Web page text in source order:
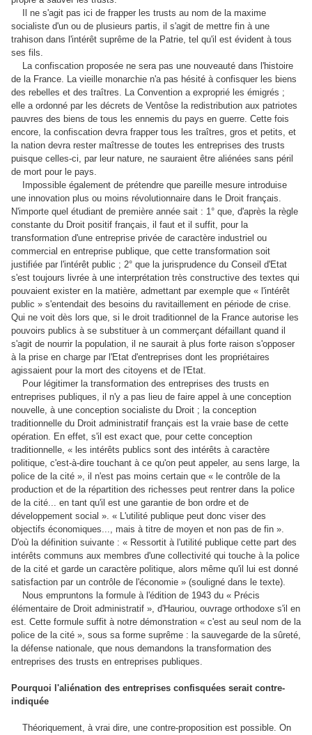
Il ne s'agit pas ici de frapper les trusts au nom de la maxime
socialiste d'un ou de plusieurs partis, il s'agit de mettre fin à une
trahison dans l'intérêt suprême de la Patrie, tel qu'il est évident à tous
ses fils.
La confiscation proposée ne sera pas une nouveauté dans l'histoire
de la France. La vieille monarchie n'a pas hésité à confisquer les biens
des rebelles et des traîtres. La Convention a exproprié les émigrés ;
elle a ordonné par les décrets de Ventôse la redistribution aux patriotes
pauvres des biens de tous les ennemis du pays en guerre. Cette fois
encore, la confiscation devra frapper tous les traîtres, gros et petits, et
la nation devra rester maîtresse de toutes les entreprises des trusts
puisque celles-ci, par leur nature, ne sauraient être aliénées sans péril
de mort pour le pays.
Impossible également de prétendre que pareille mesure introduise
une innovation plus ou moins révolutionnaire dans le Droit français.
N'importe quel étudiant de première année sait : 1° que, d'après la règle
constante du Droit positif français, il faut et il suffit, pour la
transformation d'une entreprise privée de caractère industriel ou
commercial en entreprise publique, que cette transformation soit
justifiée par l'intérêt public ; 2° que la jurisprudence du Conseil d'Etat
s'est toujours livrée à une interprétation très constructive des textes qui
pouvaient exister en la matière, admettant par exemple que « l'intérêt
public » s'entendait des besoins du ravitaillement en période de crise.
Qui ne voit dès lors que, si le droit traditionnel de la France autorise les
pouvoirs publics à se substituer à un commerçant défaillant quand il
s'agit de nourrir la population, il ne saurait à plus forte raison s'opposer
à la prise en charge par l'Etat d'entreprises dont les propriétaires
agissaient pour la mort des citoyens et de l'Etat.
Pour légitimer la transformation des entreprises des trusts en
entreprises publiques, il n'y a pas lieu de faire appel à une conception
nouvelle, à une conception socialiste du Droit ; la conception
traditionnelle du Droit administratif français est la vraie base de cette
opération. En effet, s'il est exact que, pour cette conception
traditionnelle, « les intérêts publics sont des intérêts à caractère
politique, c'est-à-dire touchant à ce qu'on peut appeler, au sens large, la
police de la cité », il n'est pas moins certain que « le contrôle de la
production et de la répartition des richesses peut rentrer dans la police
de la cité... en tant qu'il est une garantie de bon ordre et de
développement social ». « L'utilité publique peut donc viser des
objectifs économiques..., mais à titre de moyen et non pas de fin ».
D'où la définition suivante : « Ressortit à l'utilité publique cette part des
intérêts communs aux membres d'une collectivité qui touche à la police
de la cité et garde un caractère politique, alors même qu'il lui est donné
satisfaction par un contrôle de l'économie » (souligné dans le texte).
Nous empruntons la formule à l'édition de 1943 du « Précis
élémentaire de Droit administratif », d'Hauriou, ouvrage orthodoxe s'il en
est. Cette formule suffit à notre démonstration « c'est au seul nom de la
police de la cité », sous sa forme suprême : la sauvegarde de la sûreté,
la défense nationale, que nous demandons la transformation des
entreprises des trusts en entreprises publiques.
Pourquoi l'aliénation des entreprises confisquées serait contre-
indiquée
Théoriquement, à vrai dire, une contre-proposition est possible. On